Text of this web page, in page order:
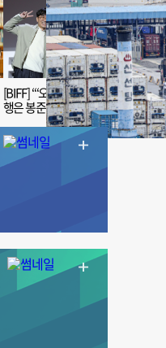
[BIFF] “‘오징어 게임’ 흥
행은 봉준호 감독 ‘1인
치 장벽’ 무너진 순간”